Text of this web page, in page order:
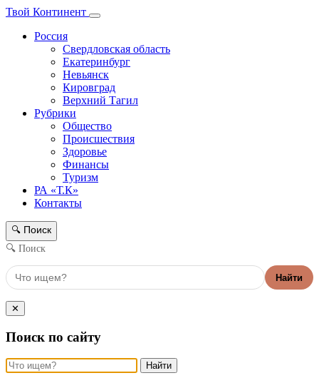
Твой Континент
Россия
Свердловская область
Екатеринбург
Невьянск
Кировград
Верхний Тагил
Рубрики
Общество
Происшествия
Здоровье
Финансы
Туризм
РА «Т.К»
Контакты
🔍 Поиск
🔍 Поиск
Найти
✕
Поиск по сайту
Найти